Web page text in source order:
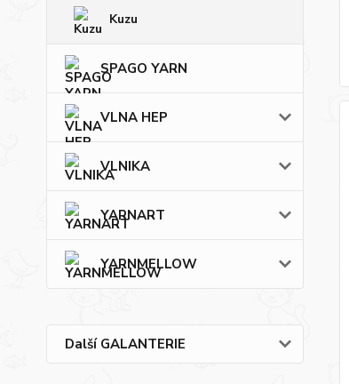
Kuzu
SPAGO YARN
VLNA HEP
VLNIKA
YARNART
YARNMELLOW
Další GALANTERIE